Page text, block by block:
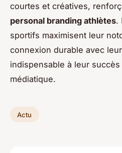
courtes et créatives,
personal branding athlètes.
sportifs maximisent leur
connexion durable avec
indispensable à leur
médiatique.
Actu